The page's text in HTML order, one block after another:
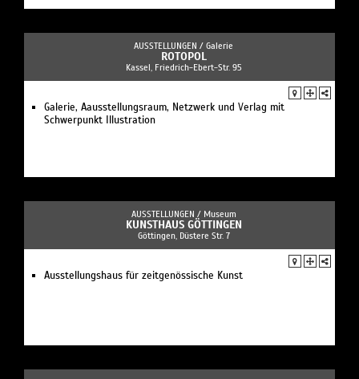
AUSSTELLUNGEN / Galerie
ROTOPOL
Kassel, Friedrich-Ebert-Str. 95
Galerie, Aausstellungsraum, Netzwerk und Verlag mit
Schwerpunkt Illustration
AUSSTELLUNGEN / Museum
KUNSTHAUS GÖTTINGEN
Göttingen, Düstere Str. 7
Ausstellungshaus für zeitgenössische Kunst